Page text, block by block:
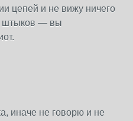
цепей и не вижу ничего
штыков — вы
иначе не говорю и не